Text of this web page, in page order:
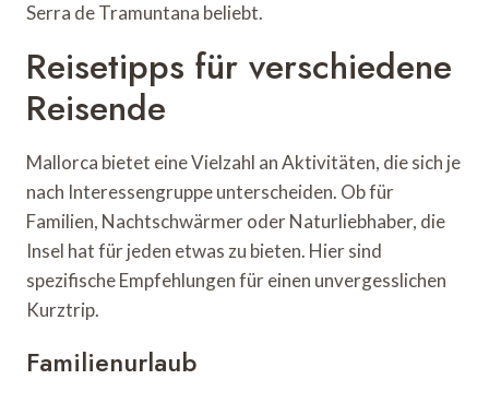
Serra de Tramuntana beliebt.
Reisetipps für verschiedene
Reisende
Mallorca bietet eine Vielzahl an Aktivitäten, die sich je
nach Interessengruppe unterscheiden. Ob für
Familien, Nachtschwärmer oder Naturliebhaber, die
Insel hat für jeden etwas zu bieten. Hier sind
spezifische Empfehlungen für einen unvergesslichen
Kurztrip.
Familienurlaub